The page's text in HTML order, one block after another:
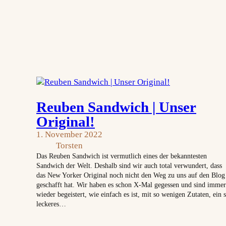
Reuben Sandwich | Unser
Original!
1. November 2022
Torsten
Das Reuben Sandwich ist vermutlich eines der bekanntesten
Sandwich der Welt. Deshalb sind wir auch total verwundert, dass
das New Yorker Original noch nicht den Weg zu uns auf den Blog
geschafft hat. Wir haben es schon X-Mal gegessen und sind immer
wieder begeistert, wie einfach es ist, mit so wenigen Zutaten, ein
leckeres…